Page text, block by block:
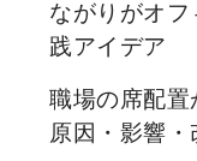
ながりがオ
践アイデア
職場の席配置
原因・影響・